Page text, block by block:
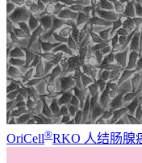
OriCell®RKO 人结肠腺